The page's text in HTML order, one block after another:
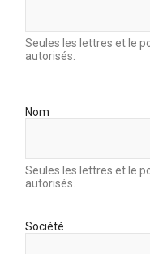
Seules les lettres et le
autorisés.
Nom
Seules les lettres et le
autorisés.
Société